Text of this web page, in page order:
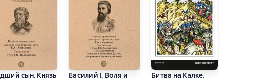
сын. Князь
Василий I. Воля и
Битва на Калке.